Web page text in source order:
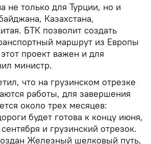
не только для Турции, но и
Казахстана,
БТК позволит создать
маршрут из Европы
проект важен и для
министр.
что на грузинском отрезке
работы, для завершения
около трех месяцев:
будет готова к концу июня,
и грузинский отрезок.
Железный шелковый путь,